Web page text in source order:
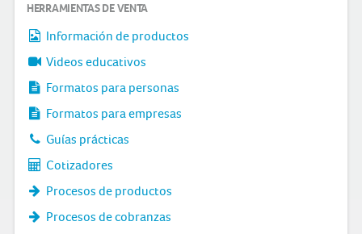
HERRAMIENTAS DE VENTA
Información de productos
Videos educativos
Formatos para personas
Formatos para empresas
Guías prácticas
Cotizadores
Procesos de productos
Procesos de cobranzas